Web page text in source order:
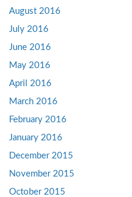
August 2016
July 2016
June 2016
May 2016
April 2016
March 2016
February 2016
January 2016
December 2015
November 2015
October 2015